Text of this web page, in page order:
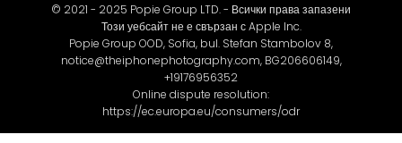
© 2021 - 2025 Popie Group LTD. - Всички права запазени
Този уебсайт не е свързан с Apple Inc.
Popie Group OOD, Sofia, bul. Stefan Stambolov 8,
notice@theiphonephotography.com, BG206606149,
+19176956352
Online dispute resolution:
https://ec.europa.eu/consumers/odr